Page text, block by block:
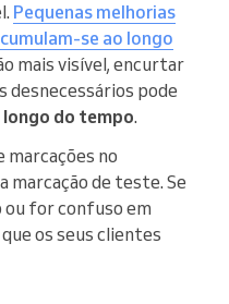
Pequenas melhorias
se ao longo
mais visível, encurtar
desnecessários pode
longo do tempo.
marcações no
de teste. Se
ou for confuso em
os seus clientes